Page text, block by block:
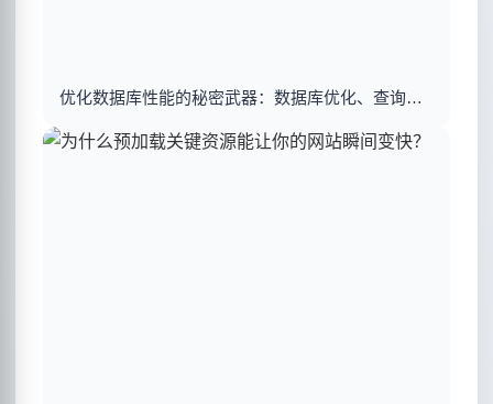
优化数据库性能的秘密武器：数据库优化、查询优化与索引建立揭秘